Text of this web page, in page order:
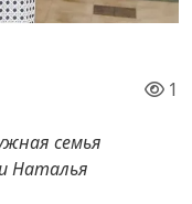
1
семья
Наталья